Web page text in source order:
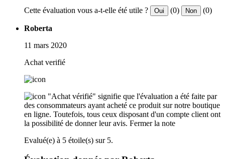
Cette évaluation vous a-t-elle été utile ? Oui (0) Non (0)
Roberta
11 mars 2020
Achat verifié
"Achat vérifié" signifie que l'évaluation a été faite par
des consommateurs ayant acheté ce produit sur notre boutique
en ligne. Toutefois, tous ceux disposant d'un compte client ont
la possibilité de donner leur avis. Fermer la note
Evalué(e) à 5 étoile(s) sur 5.